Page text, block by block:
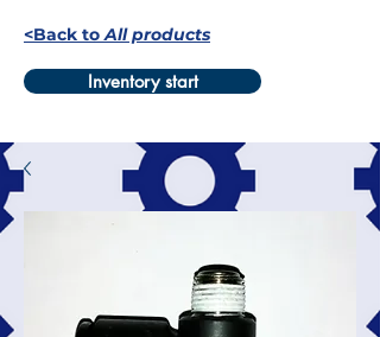
<Back toAll products
Inventory start